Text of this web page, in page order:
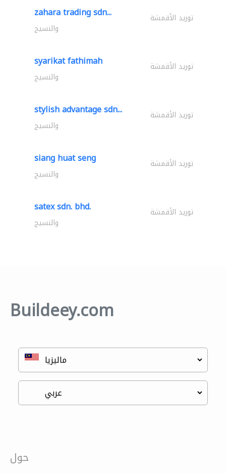
zahara trading sdn... توريد الأقمشة
والنسيج
syarikat fathimah توريد الأقمشة
والنسيج
stylish advantage sdn... توريد الأقمشة
والنسيج
siang huat seng توريد الأقمشة
والنسيج
satex sdn. bhd. توريد الأقمشة
والنسيج
Buildeey.com
حول